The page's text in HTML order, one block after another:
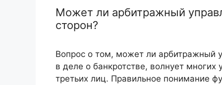
Может ли арбитражный
сторон?
Вопрос о том, может ли арбитражный
в деле о банкротстве, волнует
третьих лиц. Правильное понимание